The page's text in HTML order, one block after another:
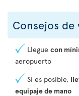
Consejos de
Llegue con
aeropuerto
Si es posible,
equipaje de mano